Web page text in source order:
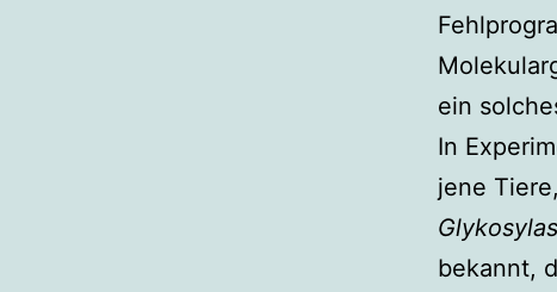
ein
In
jene
bekannt,